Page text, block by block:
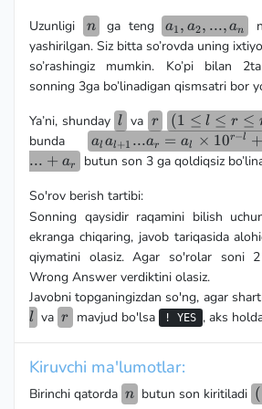
Uzunligi n
n ga teng a1 , a2, ..., an
yashirilgan. Siz bitta so’rovda uning
so’rashingiz mumkin. Ko’pi bilan
sonning 3ga bo’linadigan qismsatri bor
Ya’ni, shunday l
l va r
r
(1
\leq
l
\leq
n)
(1 ≤ l ≤ r ≤
bunda
a_la_{l+1}...a_r
= a_l \times
a_{l+1} \times
10^{r-l-1} + ...
+ a_r
al al+1 ...ar = al × 10r−l +
... + ar
butun son 3 ga qoldiqsiz
So'rov berish tartibi:
Sonning qaysidir raqamini bilish
ekranga chiqaring, javob tariqasida
qiymatini olasiz. Agar so'rolar soni
Wrong Answer verdiktini olasiz.
Javobni topganingizdan so'ng, agar
l va r
r mavjud bo'lsa ! YES , aks
Kiruvchi ma'lumotlar:
Birinchi qatorda n
n butun son kiritiladi (